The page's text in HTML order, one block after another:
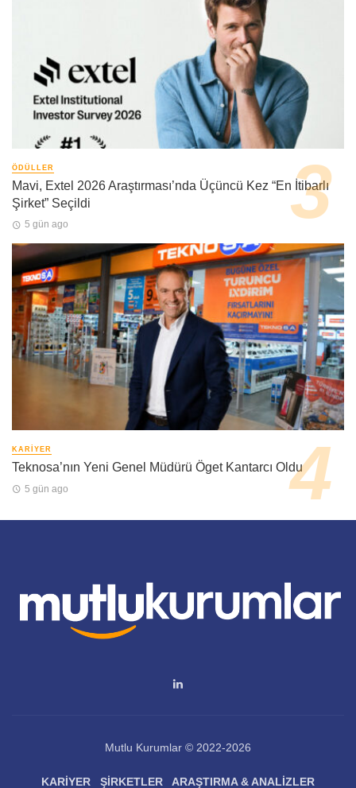
ÖDÜLLER
Mavi, Extel 2026 Araştırması’nda Üçüncü Kez “En İtibarlı
Şirket” Seçildi
5 gün ago
KARIYER
Teknosa’nın Yeni Genel Müdürü Öget Kantarcı Oldu
5 gün ago
Mutlu Kurumlar © 2022-2026
KARIYER ŞIRKETLER ARAŞTIRMA & ANALIZLER